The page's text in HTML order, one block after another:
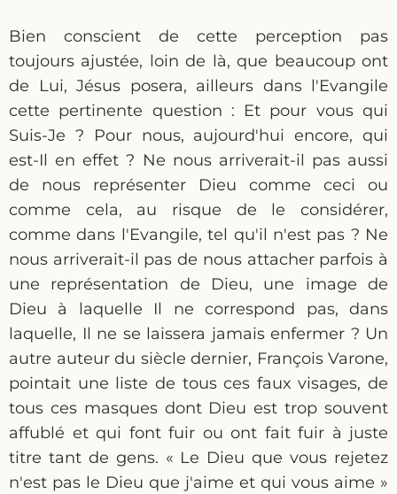
Bien conscient de cette perception pas
toujours ajustée, loin de là, que beaucoup ont
de Lui, Jésus posera, ailleurs dans l'Evangile
cette pertinente question : Et pour vous qui
Suis-Je ? Pour nous, aujourd'hui encore, qui
est-Il en effet ? Ne nous arriverait-il pas aussi
de nous représenter Dieu comme ceci ou
comme cela, au risque de le considérer,
comme dans l'Evangile, tel qu'il n'est pas ? Ne
nous arriverait-il pas de nous attacher parfois à
une représentation de Dieu, une image de
Dieu à laquelle Il ne correspond pas, dans
laquelle, Il ne se laissera jamais enfermer ? Un
autre auteur du siècle dernier, François Varone,
pointait une liste de tous ces faux visages, de
tous ces masques dont Dieu est trop souvent
affublé et qui font fuir ou ont fait fuir à juste
titre tant de gens. « Le Dieu que vous rejetez
n'est pas le Dieu que j'aime et qui vous aime »